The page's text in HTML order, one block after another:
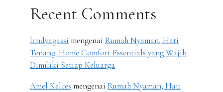
Recent Comments
lendyagassi mengenai Rumah Nyaman, Hati
Tenang: Home Comfort Essentials yang Wajib
Dimiliki Setiap Keluarga
Amel Kelces mengenai Rumah Nyaman, Hati